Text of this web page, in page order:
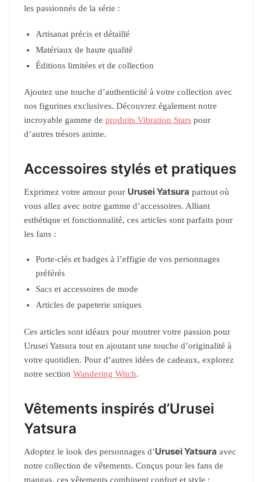
les passionnés de la série :
Artisanat précis et détaillé
Matériaux de haute qualité
Éditions limitées et de collection
Ajoutez une touche d’authenticité à votre collection avec
nos figurines exclusives. Découvrez également notre
incroyable gamme de produits Vibration Stars pour
d’autres trésors anime.
Accessoires stylés et pratiques
Exprimez votre amour pour Urusei Yatsura partout où
vous allez avec notre gamme d’accessoires. Alliant
esthétique et fonctionnalité, ces articles sont parfaits pour
les fans :
Porte-clés et badges à l’effigie de vos personnages
préférés
Sacs et accessoires de mode
Articles de papeterie uniques
Ces articles sont idéaux pour montrer votre passion pour
Urusei Yatsura tout en ajoutant une touche d’originalité à
votre quotidien. Pour d’autres idées de cadeaux, explorez
notre section Wandering Witch.
Vêtements inspirés d’Urusei
Yatsura
Adoptez le look des personnages d’Urusei Yatsura avec
notre collection de vêtements. Conçus pour les fans de
mangas, ces vêtements combinent confort et style :